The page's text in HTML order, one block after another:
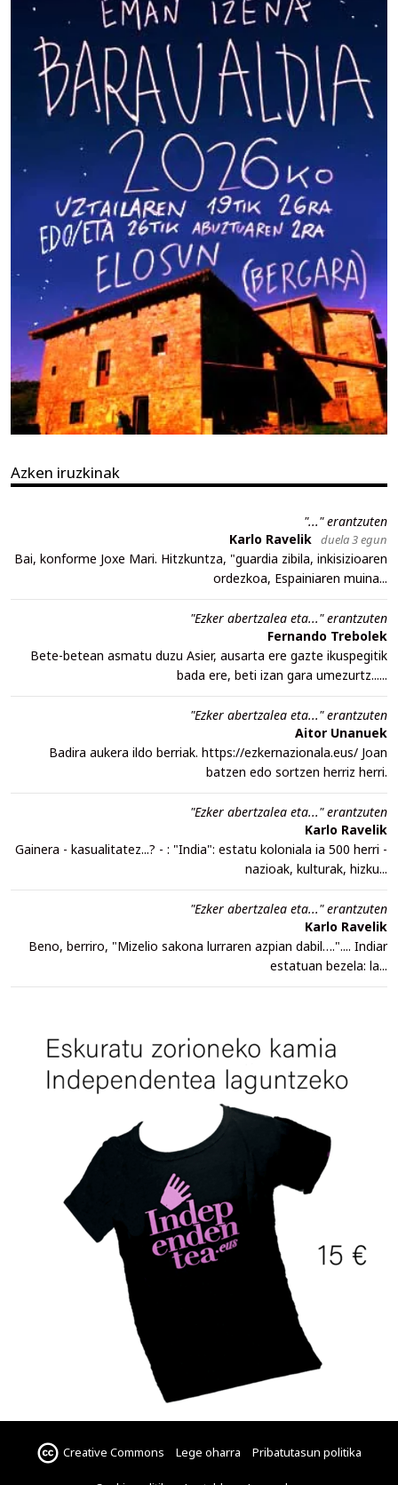
Azken iruzkinak
"..." erantzuten
Karlo Ravelik duela 3 egun
Bai, konforme Joxe Mari. Hitzkuntza, "guardia zibila, inkisizioaren
ordezkoa, Espainiaren muina...
"Ezker abertzalea eta..." erantzuten
Fernando Trebolek
Bete-betean asmatu duzu Asier, ausarta ere gazte ikuspegitik
bada ere, beti izan gara umezurtz......
"Ezker abertzalea eta..." erantzuten
Aitor Unanuek
Badira aukera ildo berriak. https://ezkernazionala.eus/ Joan
batzen edo sortzen herriz herri.
"Ezker abertzalea eta..." erantzuten
Karlo Ravelik
Gainera - kasualitatez...? - : "India": estatu koloniala ia 500 herri -
nazioak, kulturak, hizku...
"Ezker abertzalea eta..." erantzuten
Karlo Ravelik
Beno, berriro, "Mizelio sakona lurraren azpian dabil….".... Indiar
estatuan bezela: la...
Creative Commons Lege oharra Pribatutasun politika